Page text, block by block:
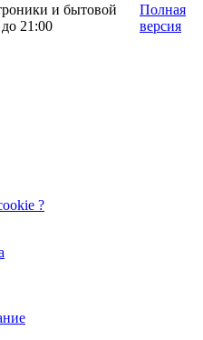
и бытовой
21:00
Полная
версия
?